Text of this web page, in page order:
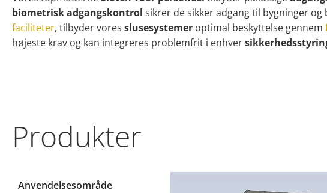
biometrisk adgangskontrol sikrer de sikker adgang til bygninger
faciliteter, tilbyder vores slusesystemer optimal beskyttelse gennem
højeste krav og kan integreres problemfrit i enhver
Produkter
Anvendelsesområde